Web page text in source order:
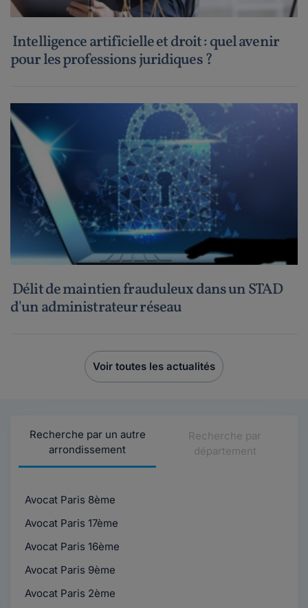
Intelligence artificielle et droit : quel avenir
pour les professions juridiques ?
Délit de maintien frauduleux dans un STAD
d'un administrateur réseau
Voir toutes les actualités
Recherche par un autre
arrondissement
Recherche par
département
Avocat Paris 8ème
Avocat Paris 17ème
Avocat Paris 16ème
Avocat Paris 9ème
Avocat Paris 2ème